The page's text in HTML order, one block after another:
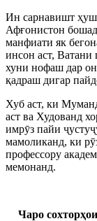
Ин сарнавишт
Афғонистон
манфиати як
инсон аст, Ватани
хуни нофаш дар
қадраш дигар
Хуб аст, ки
аст ва Худованд
имрӯз пайи ҷустуҷ
мамоликанд, ки рӯ
профессору
мемонанд.
Чаро